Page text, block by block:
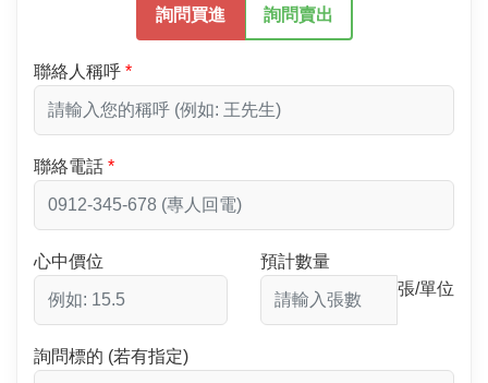
詢問買進 詢問賣出
聯絡人稱呼
聯絡電話
心中價位
預計數量
張/單位
詢問標的 (若有指定)